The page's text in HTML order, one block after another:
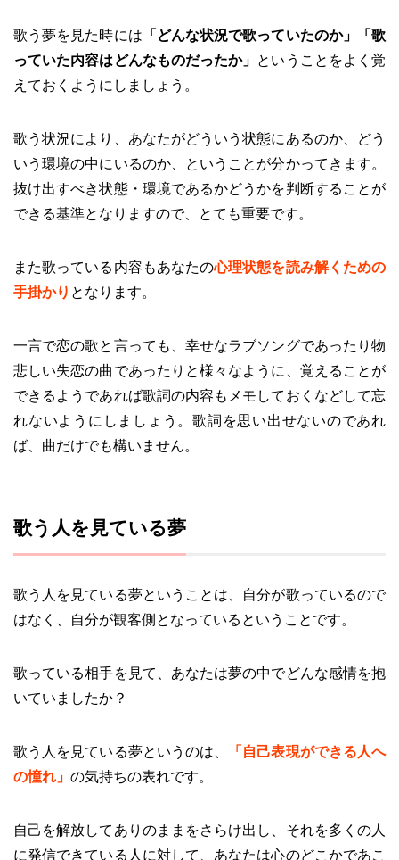
歌う夢を見た時には 「どんな状況で歌っていたのか」「歌
っていた内容はどんなものだったか」 ということをよく覚
えておくようにしましょう。
歌う状況により、あなたがどういう状態にあるのか、どう
いう環境の中にいるのか、ということが分かってきます。
抜け出すべき状態・環境であるかどうかを判断することが
できる基準となりますので、とても重要です。
また歌っている内容もあなたの心理状態を読み解くための
手掛かり となります。
一言で恋の歌と言っても、幸せなラブソングであったり物
悲しい失恋の曲であったりと様々なように、覚えることが
できるようであれば歌詞の内容もメモしておくなどして忘
れないようにしましょう。歌詞を思い出せないのであれ
ば、曲だけでも構いません。
歌う人を見ている夢
歌う人を見ている夢ということは、自分が歌っているので
はなく、自分が観客側となっているということです。
歌っている相手を見て、あなたは夢の中でどんな感情を抱
いていましたか？
歌う人を見ている夢というのは、 「 自己表現ができる人へ
の憧れ 」 の気持ちの表れです。
自己を解放してありのままをさらけ出し、それを多くの人
に発信できている人に対して、あなたは心のどこかであこ